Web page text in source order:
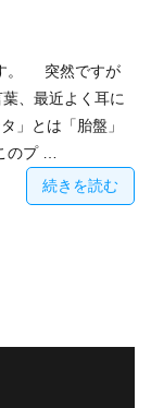
。 突然ですが
、最近よく耳に
」とは「胎盤」
のプ …
続きを読む